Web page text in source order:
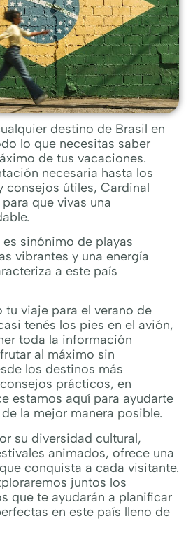
destino de Brasil en
lo que necesitas saber
de tus vacaciones.
necesaria hasta los
consejos útiles, Cardinal
que vivas una
es sinónimo de playas
vibrantes y una energía
a este país
tu viaje para el verano de
tenés los pies en el avión,
toda la información
al máximo sin
los destinos más
prácticos, en
estamos aquí para ayudarte
la mejor manera posible.
su diversidad cultural,
animados, ofrece una
conquista a cada visitante.
juntos los
que te ayudarán a planificar
en este país lleno de